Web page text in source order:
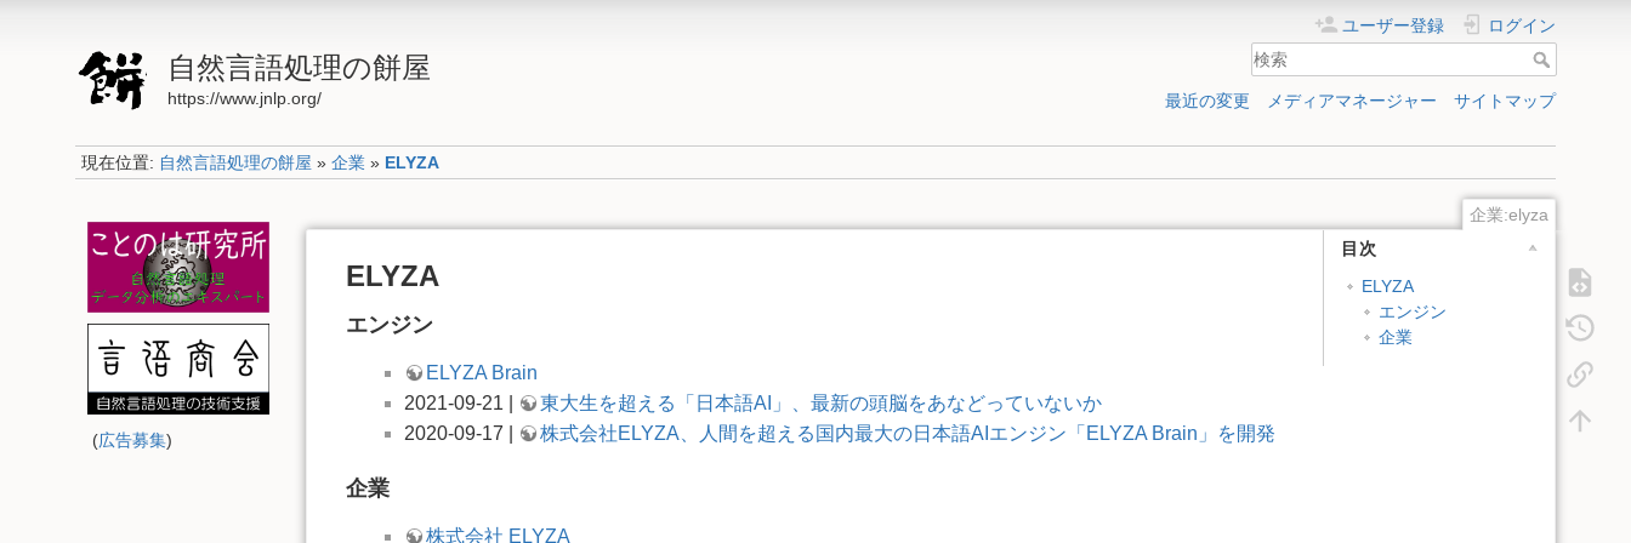
自然言語処理の餅屋
https://www.jnlp.org/
ユーザー登録 ログイン
最近の変更 メディアマネージャー サイトマップ
現在位置: 自然言語処理の餅屋 » 企業» ELYZA
(広告募集)
企業:elyza
目次
ELYZA
エンジン
企業
ELYZA
エンジン
ELYZA Brain
2021-09-21 |
東大生を超える「日本語AI」、最新の頭脳をあなどっていないか
2020-09-17 |
株式会社ELYZA、人間を超える国内最大の日本語AIエンジン「ELYZA Brain」を開発
企業
株式会社 ELYZA